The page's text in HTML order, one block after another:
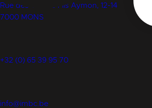
Rue des Quatre Fils Aymon, 12-14
7000 MONS
+32 (0) 65 39 95 70
info@imbc.be